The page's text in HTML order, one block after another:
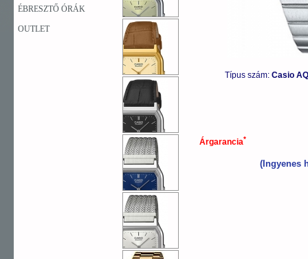
ÉBRESZTŐ ÓRÁK
OUTLET
Típus szám: Casio
Árgarancia*
(Ingyenes